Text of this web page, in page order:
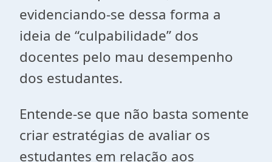
evidenciando-se dessa forma a
ideia de “culpabilidade” dos
docentes pelo mau desempenho
dos estudantes.
Entende-se que não basta somente
criar estratégias de avaliar os
estudantes em relação aos